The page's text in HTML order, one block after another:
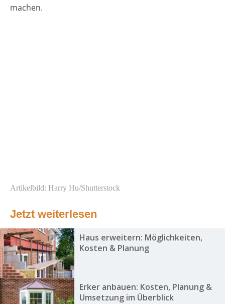
machen.
Artikelbild: Harry Hu/Shutterstock
Jetzt weiterlesen
Haus erweitern: Möglichkeiten,
Kosten & Planung
Erker anbauen: Kosten, Planung &
Umsetzung im Überblick